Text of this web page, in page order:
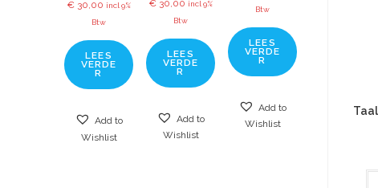
€30,00 incl 9%
Btw
LEES
VERDE
R
Add to
Wishlist
€30,00 incl 9%
Btw
LEES
VERDE
R
Add to
Wishlist
Btw
LEES
VERDE
R
Add to
Wishlist